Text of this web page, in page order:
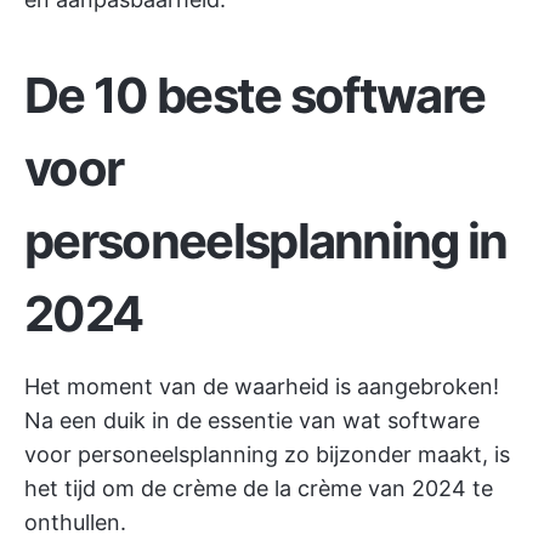
De 10 beste software
voor
personeelsplanning in
2024
Het moment van de waarheid is aangebroken!
Na een duik in de essentie van wat software
voor personeelsplanning zo bijzonder maakt, is
het tijd om de crème de la crème van 2024 te
onthullen.